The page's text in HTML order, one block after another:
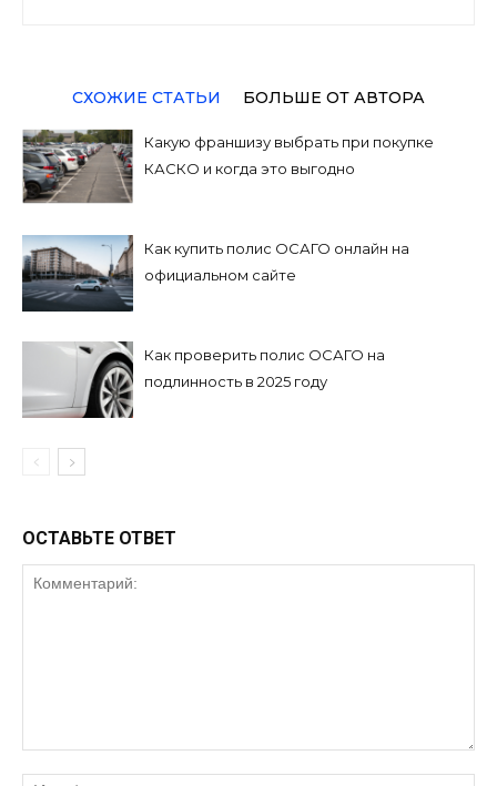
СХОЖИЕ СТАТЬИ БОЛЬШЕ ОТ АВТОРА
Какую франшизу выбрать при покупке
КАСКО и когда это выгодно
Как купить полис ОСАГО онлайн на
официальном сайте
Как проверить полис ОСАГО на
подлинность в 2025 году
ОСТАВЬТЕ ОТВЕТ